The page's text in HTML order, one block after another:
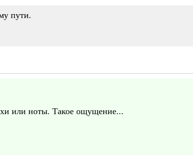
пути.
или ноты. Такое ощущение...